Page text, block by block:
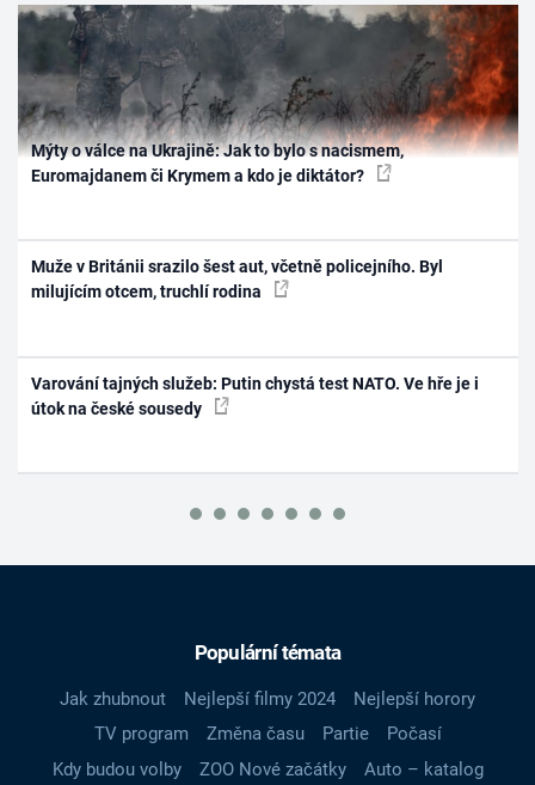
Mýty o válce na Ukrajině: Jak to bylo s nacismem,
Euromajdanem či Krymem a kdo je diktátor?
Muže v Británii srazilo šest aut, včetně policejního. Byl
milujícím otcem, truchlí rodina
Varování tajných služeb: Putin chystá test NATO. Ve hře je i
útok na české sousedy
Populární témata
Jak zhubnout Nejlepší filmy 2024
Nejlepší horory
TV program
Změna času Partie
Počasí
Kdy budou volby
ZOO Nové začátky
Auto – katalog